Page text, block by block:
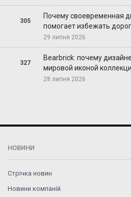
305
Почему своевременная
помогает избежать
29 липня 2026
327
Bearbrick: почему
мировой иконой
28 липня 2026
НОВИНИ
Стрічка новин
Новини компаній